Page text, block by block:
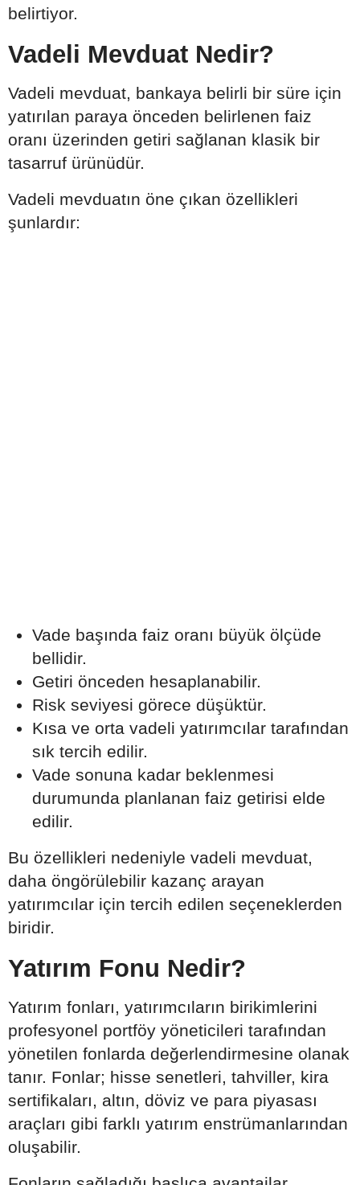
belirtiyor.
Vadeli Mevduat Nedir?
Vadeli mevduat, bankaya belirli bir süre için
yatırılan paraya önceden belirlenen faiz
oranı üzerinden getiri sağlanan klasik bir
tasarruf ürünüdür.
Vadeli mevduatın öne çıkan özellikleri
şunlardır:
Vade başında faiz oranı büyük ölçüde
bellidir.
Getiri önceden hesaplanabilir.
Risk seviyesi görece düşüktür.
Kısa ve orta vadeli yatırımcılar tarafından
sık tercih edilir.
Vade sonuna kadar beklenmesi
durumunda planlanan faiz getirisi elde
edilir.
Bu özellikleri nedeniyle vadeli mevduat,
daha öngörülebilir kazanç arayan
yatırımcılar için tercih edilen seçeneklerden
biridir.
Yatırım Fonu Nedir?
Yatırım fonları, yatırımcıların birikimlerini
profesyonel portföy yöneticileri tarafından
yönetilen fonlarda değerlendirmesine olanak
tanır. Fonlar; hisse senetleri, tahviller, kira
sertifikaları, altın, döviz ve para piyasası
araçları gibi farklı yatırım enstrümanlarından
oluşabilir.